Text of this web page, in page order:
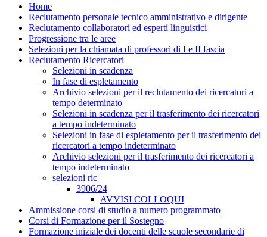
Home
Reclutamento personale tecnico amministrativo e dirigente
Reclutamento collaboratori ed esperti linguistici
Progressione tra le aree
Selezioni per la chiamata di professori di I e II fascia
Reclutamento Ricercatori
Selezioni in scadenza
In fase di espletamento
Archivio selezioni per il reclutamento dei ricercatori a
tempo determinato
Selezioni in scadenza per il trasferimento dei ricercatori
a tempo indeterminato
Selezioni in fase di espletamento per il trasferimento dei
ricercatori a tempo indeterminato
Archivio selezioni per il trasferimento dei ricercatori a
tempo indeterminato
selezioni ric
3906/24
AVVISI COLLOQUI
Ammissione corsi di studio a numero programmato
Corsi di Formazione per il Sostegno
Formazione iniziale dei docenti delle scuole secondarie di